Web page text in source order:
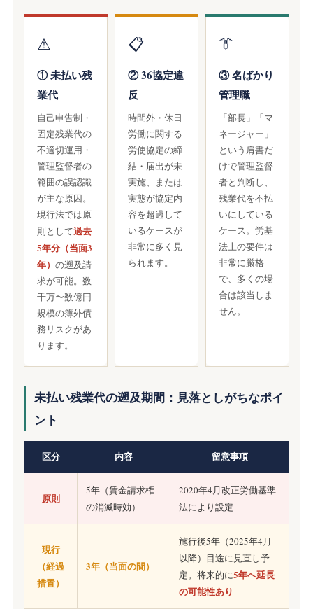
⚠
① 未払い残
業代
自己申告制・
固定残業代の
不適切運用・
管理監督者の
範囲の誤認識
が主な原因。
現行法では原
則として過去
5年分（当面3
年） の遡及請
求が可能。数
千万〜数億円
規模の簿外債
務リスクがあ
ります。
📋
② 36協定違
反
時間外・休日
労働に関する
労使協定の締
結・届出が未
実施、または
実態が協定内
容を超過して
いるケースが
非常に多く見
られます。
👔
③ 名ばかり
管理職
「部長」「マ
ネージャー」
という肩書だ
けで管理監督
者と判断し、
残業代を不払
いにしている
ケース。労基
法上の要件は
非常に厳格
で、多くの場
合は該当しま
せん。
未払い残業代の遡及期間：見落としがちなポイ
ント
区分 内容 留意事項
原則
5年（賃金請求権
の消滅時効）
2020年4月改正労働基準
法により設定
現行
（経過
措置）
3年（当面の間）
施行後5年（2025年4月
以降）目途に見直し予
定。将来的に5年へ延長
の可能性あり